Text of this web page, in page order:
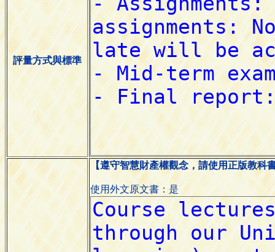
評量方式與標準
【遵守智慧財產權觀念，請使用正版教科
使用外文原文書：是